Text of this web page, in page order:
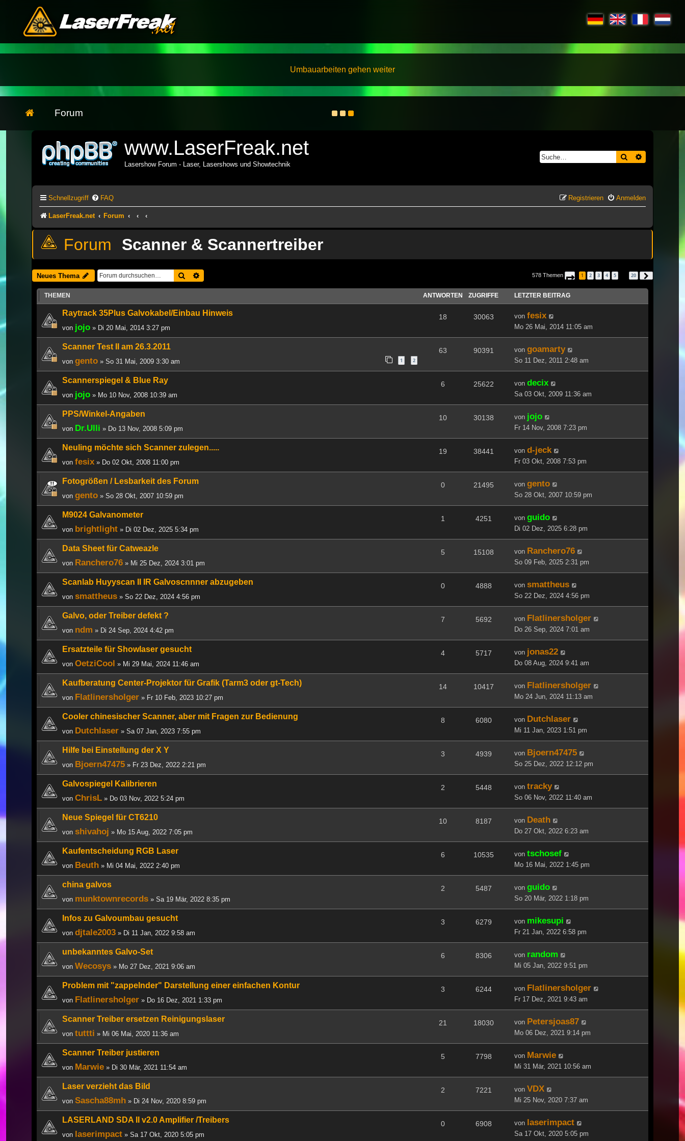
Umbauarbeiten gehen weiter
Forum
www.LaserFreak.net
Lasershow Forum - Laser, Lasershows und Showtechnik
Suche
Schnellzugriff FAQ Anmelden
Registrieren
LaserFreak.net Forum
Scanner & Scannertreiber
Neues Thema Suche 578 Themen Seite von 20
1 2 3 4 5 20
THEMEN ANTWORTEN ZUGRIFFE LETZTER BEITRAG
Raytrack 35Plus Galvokabel/Einbau Hinweis
von jojo » Di 20 Mai, 2014 3:27 pm
18 30063 von fesix
Mo 26 Mai, 2014 11:05 am
Scanner Test II am 26.3.2011
von gento » So 31 Mai, 2009 3:30 am 1 2
63 90391 von goamarty
So 11 Dez, 2011 2:48 am
Scannerspiegel & Blue Ray
von jojo » Mo 10 Nov, 2008 10:39 am
6 25622 von decix
Sa 03 Okt, 2009 11:36 am
PPS/Winkel-Angaben
von Dr.Ulli » Do 13 Nov, 2008 5:09 pm
10 30138 von jojo
Fr 14 Nov, 2008 7:23 pm
Neuling möchte sich Scanner zulegen.....
von fesix » Do 02 Okt, 2008 11:00 pm
19 38441 von d-jeck
Fr 03 Okt, 2008 7:53 pm
Fotogrößen / Lesbarkeit des Forum
von gento » So 28 Okt, 2007 10:59 pm
0 21495 von gento
So 28 Okt, 2007 10:59 pm
M9024 Galvanometer
von brightlight » Di 02 Dez, 2025 5:34 pm
1 4251 von guido
Di 02 Dez, 2025 6:28 pm
Data Sheet für Catweazle
von Ranchero76 » Mi 25 Dez, 2024 3:01 pm
5 15108 von Ranchero76
So 09 Feb, 2025 2:31 pm
Scanlab Huyyscan II IR Galvoscnnner abzugeben
von smattheus » So 22 Dez, 2024 4:56 pm
0 4888 von smattheus
So 22 Dez, 2024 4:56 pm
Galvo, oder Treiber defekt ?
von ndm » Di 24 Sep, 2024 4:42 pm
7 5692 von Flatlinersholger
Do 26 Sep, 2024 7:01 am
Ersatzteile für Showlaser gesucht
von OetziCool » Mi 29 Mai, 2024 11:46 am
4 5717 von jonas22
Do 08 Aug, 2024 9:41 am
Kaufberatung Center-Projektor für Grafik (Tarm3 oder gt-Tech)
von Flatlinersholger » Fr 10 Feb, 2023 10:27 pm
14 10417 von Flatlinersholger
Mo 24 Jun, 2024 11:13 am
Cooler chinesischer Scanner, aber mit Fragen zur Bedienung
von Dutchlaser » Sa 07 Jan, 2023 7:55 pm
8 6080 von Dutchlaser
Mi 11 Jan, 2023 1:51 pm
Hilfe bei Einstellung der X Y
von Bjoern47475 » Fr 23 Dez, 2022 2:21 pm
3 4939 von Bjoern47475
So 25 Dez, 2022 12:12 pm
Galvospiegel Kalibrieren
von ChrisL » Do 03 Nov, 2022 5:24 pm
2 5448 von tracky
So 06 Nov, 2022 11:40 am
Neue Spiegel für CT6210
von shivahoj » Mo 15 Aug, 2022 7:05 pm
10 8187 von Death
Do 27 Okt, 2022 6:23 am
Kaufentscheidung RGB Laser
von Beuth » Mi 04 Mai, 2022 2:40 pm
6 10535 von tschosef
Mo 16 Mai, 2022 1:45 pm
china galvos
von munktownrecords » Sa 19 Mär, 2022 8:35 pm
2 5487 von guido
So 20 Mär, 2022 1:18 pm
Infos zu Galvoumbau gesucht
von djtale2003 » Di 11 Jan, 2022 9:58 am
3 6279 von mikesupi
Fr 21 Jan, 2022 6:58 pm
unbekanntes Galvo-Set
von Wecosys » Mo 27 Dez, 2021 9:06 am
6 8306 von random
Mi 05 Jan, 2022 9:51 pm
Problem mit "zappelnder" Darstellung einer einfachen Kontur
von Flatlinersholger » Do 16 Dez, 2021 1:33 pm
3 6244 von Flatlinersholger
Fr 17 Dez, 2021 9:43 am
Scanner Treiber ersetzen Reinigungslaser
von tuttti » Mi 06 Mai, 2020 11:36 am
21 18030 von Petersjoas87
Mo 06 Dez, 2021 9:14 pm
Scanner Treiber justieren
von Marwie » Di 30 Mär, 2021 11:54 am
5 7798 von Marwie
Mi 31 Mär, 2021 10:56 am
Laser verzieht das Bild
von Sascha88mh » Di 24 Nov, 2020 8:59 pm
2 7221 von VDX
Mi 25 Nov, 2020 7:37 am
LASERLAND SDA II v2.0 Amplifier /Treibers
von laserimpact » Sa 17 Okt, 2020 5:05 pm
0 6908 von laserimpact
Sa 17 Okt, 2020 5:05 pm